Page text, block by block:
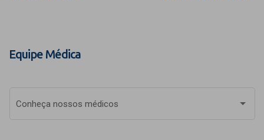
Equipe Médica
Conheça nossos médicos